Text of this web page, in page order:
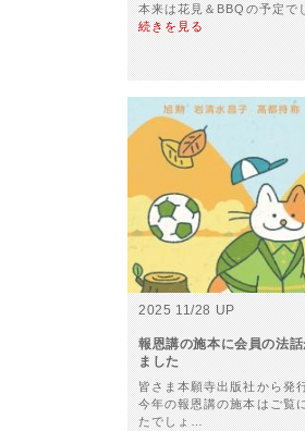
本来は花見＆BBQの予定
続きを見る
2025 11/28 UP
報恩講の施本に会員の法
ました
皆さま本願寺出版社から発
今年の報恩講の施本はご覧
たでしょ…